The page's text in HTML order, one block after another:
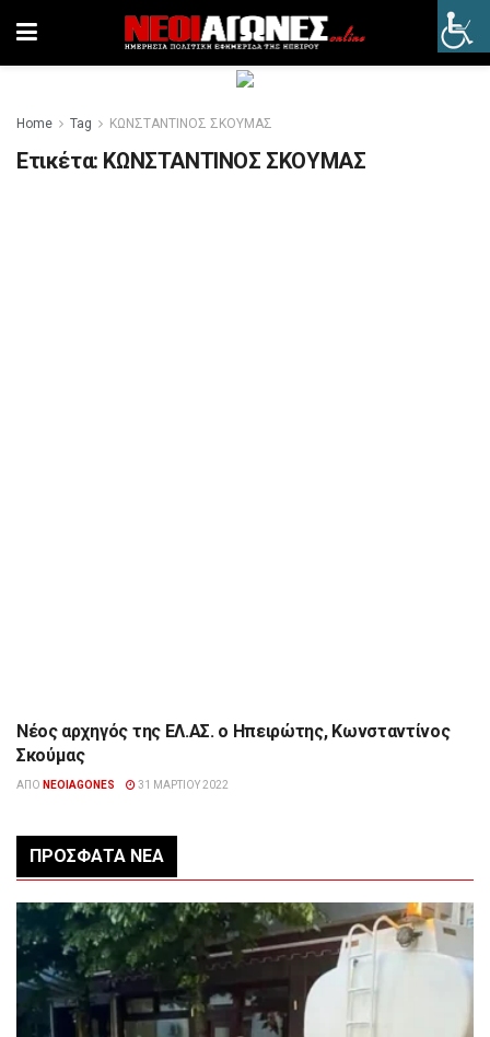
Home Tag ΚΩΝΣΤΑΝΤΙΝΟΣ ΣΚΟΥΜΑΣ
Ετικέτα: ΚΩΝΣΤΑΝΤΙΝΟΣ ΣΚΟΥΜΑΣ
ΕΠΙΚΑΙΡΌΤΗΤΑ
Νέος αρχηγός της ΕΛ.ΑΣ. ο Ηπειρώτης, Κωνσταντίνος
Σκούμας
ΑΠΌ NEOIAGONES 31 ΜΑΡΤΊΟΥ 2022
ΠΡΌΣΦΑΤΑ ΝΈΑ